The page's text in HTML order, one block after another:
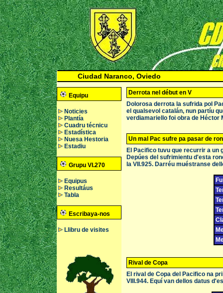
Ciudad Naranco, Oviedo
Equipu
Noticies
Plantía
Cuadru técnicu
Estadística
Nuesa Hestoria
Estadiu
Grupu VI.270
Equipus
Resultáus
Tabla
Escribaya-nos
Llibru de visites
Derrota nel début en V
Dolorosa derrota la sufrida pol
el qualsevol catalán, nun partíu
verdiamariello foi obra de Héctor
Un mal Pac sufre pa pasar de
El Pacifico tuvu que recurrir a un
Depúes del sufrimientu d'esta
la VII.925. Darréu muéstranse
Rival de Copa
El rival de Copa del Pacifico na
VIII.944. Equí van dellos datus